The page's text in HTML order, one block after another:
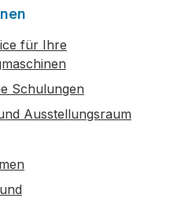
für Ihre
Schulungen
Ausstellungsraum